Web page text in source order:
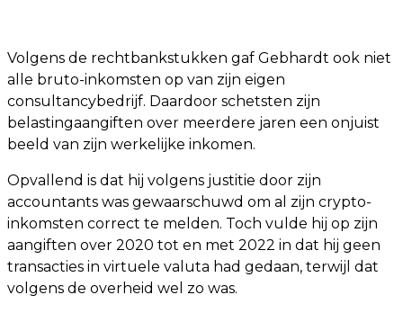
Volgens de rechtbankstukken gaf Gebhardt ook niet
alle bruto-inkomsten op van zijn eigen
consultancybedrijf. Daardoor schetsten zijn
belastingaangiften over meerdere jaren een onjuist
beeld van zijn werkelijke inkomen.
Opvallend is dat hij volgens justitie door zijn
accountants was gewaarschuwd om al zijn crypto-
inkomsten correct te melden. Toch vulde hij op zijn
aangiften over 2020 tot en met 2022 in dat hij geen
transacties in virtuele valuta had gedaan, terwijl dat
volgens de overheid wel zo was.